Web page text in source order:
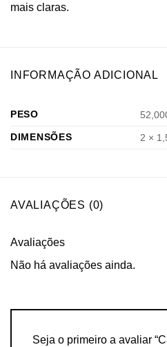
mais claras.
INFORMAÇÃO ADICIONAL
PESO
DIMENSÕES
2 ×
AVALIAÇÕES (0)
Avaliações
Não há avaliações ainda.
Seja o primeiro a avaliar